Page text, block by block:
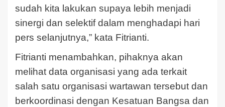
sudah kita lakukan supaya lebih menjadi
sinergi dan selektif dalam menghadapi hari
pers selanjutnya,” kata Fitrianti.
Fitrianti menambahkan, pihaknya akan
melihat data organisasi yang ada terkait
salah satu organisasi wartawan tersebut dan
berkoordinasi dengan Kesatuan Bangsa dan